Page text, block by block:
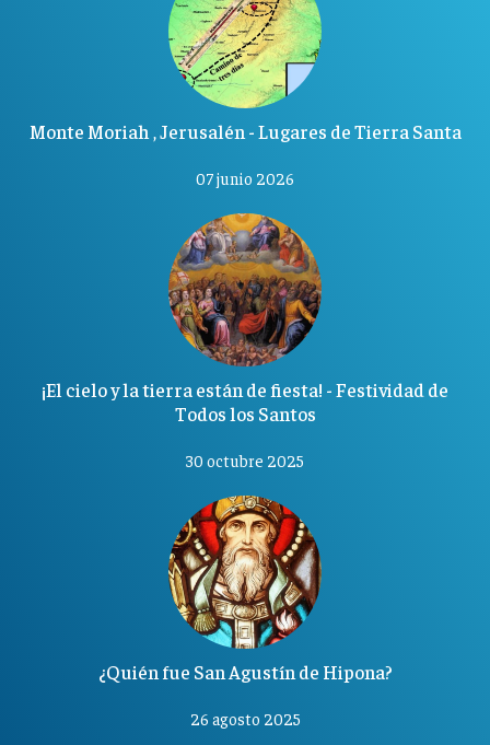
Monte Moriah , Jerusalén - Lugares de Tierra Santa
07 junio 2026
¡El cielo y la tierra están de fiesta! - Festividad de
Todos los Santos
30 octubre 2025
¿Quién fue San Agustín de Hipona?
26 agosto 2025